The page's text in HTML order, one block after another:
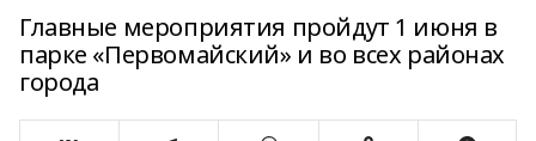
Главные мероприятия пройдут 1 июня в
парке «Первомайский» и во всех районах
города